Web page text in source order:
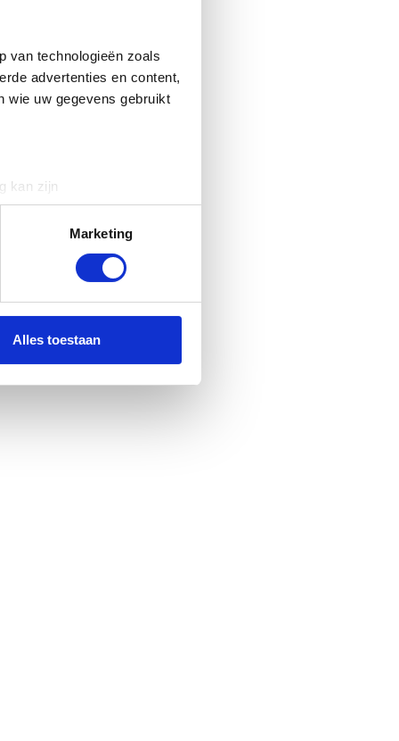
van technologieën zoals
advertenties en content,
wie uw gegevens gebruikt
kan zijn
detailgedeelte in. U kunt uw
partners voor social
die u aan ze heeft
Marketing
Alles toestaan